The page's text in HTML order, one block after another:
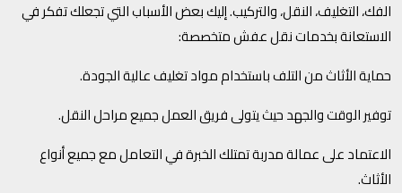
الفك، التغليف، النقل، والتركيب. إليك بعض الأسباب التي تجعلك تفكر في
الاستعانة بخدمات نقل عفش متخصصة:
حماية الأثاث من التلف باستخدام مواد تغليف عالية الجودة.
توفير الوقت والجهد حيث يتولى فريق العمل جميع مراحل النقل.
الاعتماد على عمالة مدربة تمتلك الخبرة في التعامل مع جميع أنواع
الأثاث.